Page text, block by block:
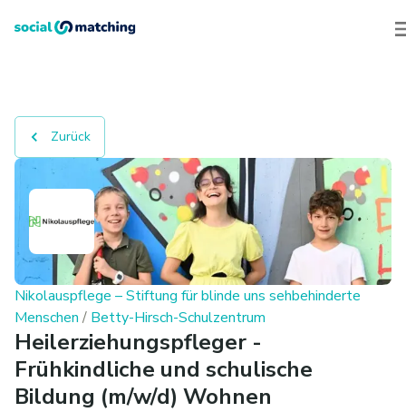
Zurück
Nikolauspflege – Stiftung für blinde uns sehbehinderte
Menschen / Betty-Hirsch-Schulzentrum
Heilerziehungspfleger -
Frühkindliche und schulische
Bildung (m/w/d) Wohnen